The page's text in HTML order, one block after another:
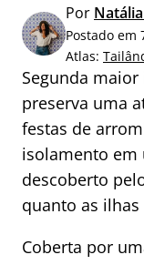
a
r
p
o
r
:
Por
Postado em
Atlas:
Segunda
preserva uma
festas de
isolamento em
descoberto
quanto as
Coberta por